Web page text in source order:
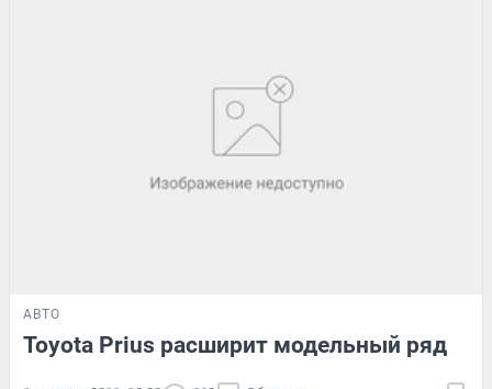
АВТО
Toyota Prius расширит модельный ряд